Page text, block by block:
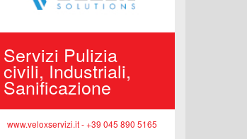
Servizi Pulizia
civili, Industriali,
Sanificazione
www.veloxservizi.it - +39 045 890 5165